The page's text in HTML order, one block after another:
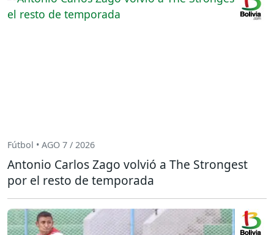
Fútbol • AGO 7 / 2026
Antonio Carlos Zago volvió a The Strongest
por el resto de temporada